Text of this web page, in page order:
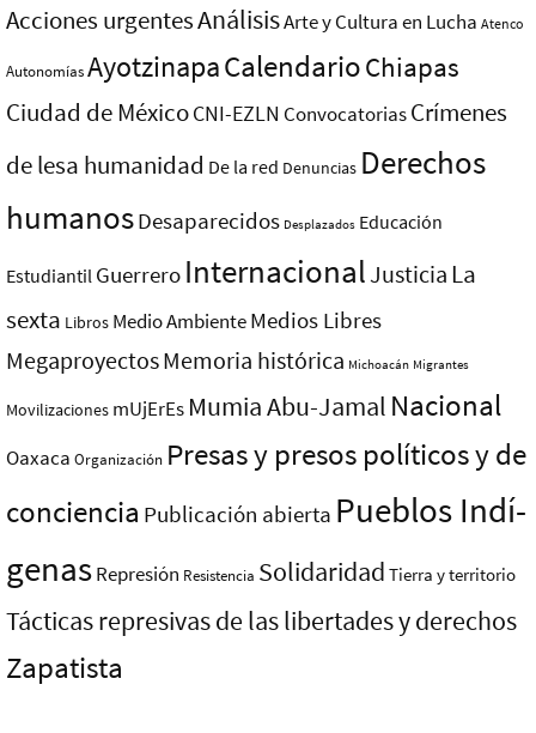
Acciones urgentesAnálisisArte y Cultura en Lucha Atenco
AutonomíasAyotzinapaCalendarioChiapas
Ciudad de MéxicoCNI-EZLN ConvocatoriasCrímenes
de lesa humanidad De la red Denuncias Derechos
humanosDesaparecidos Desplazados Educación
Estudiantil Guerrero InternacionalJusticia La
sexta Libros Medio AmbienteMedios Libres
MegaproyectosMemoria histórica Michoacán Migrantes
Movilizaciones mUjErEs Mumia Abu-Jamal Nacional
Oaxaca Organización Presas y presos polí­ticos y de
conciencia Publicación abierta Pueblos Indí­
genasRepresión Resistencia Solidaridad Tierra y territorio
Tácticas represivas de las libertades y derechos
Zapatista